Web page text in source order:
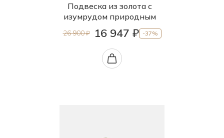
Подвеска из золота с
изумрудом природным
26 900 ₽ 16 947 ₽ -37%